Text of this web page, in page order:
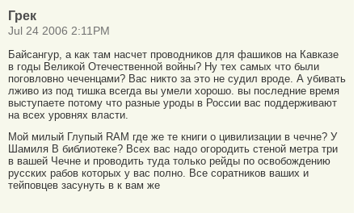
Грек
Jul 24 2006 2:11PM
Байсангур, а как там насчет проводников для фашиков на Кавказе
в годы Великой Отечественной войны? Ну тех самых что были
поговловно чеченцами? Вас никто за это не судил вроде. А убивать
лживо из под тишка всегда вы умели хорошо. вы последние время
выступаете потому что разные уроды в России вас поддерживают
на всех уровнях власти.
Мой милый Глупый RAM где же те книги о цивилизации в чечне? У
Шамиля В библиотеке? Всех вас надо огородить стеной метра три
в вашей Чечне и проводить туда только рейды по освобождению
русских рабов которых у вас полно. Все соратников ваших и
тейповцев засунуть в к вам же